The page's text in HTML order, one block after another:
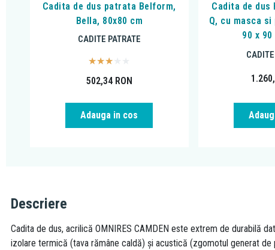
Cadita de dus patrata Belform,
Bella, 80x80 cm
CADITE PATRATE
502,34 RON
Adauga in cos
Cadita de dus
Q, cu masca
90 x
Descriere
Cadita de dus, acrilică OMNIRES CAMDEN este extrem de durabilă
izolare termică (tava rămâne caldă) și acustică (zgomotul generat